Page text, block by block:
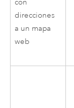
con
direcciones
a un mapa
web